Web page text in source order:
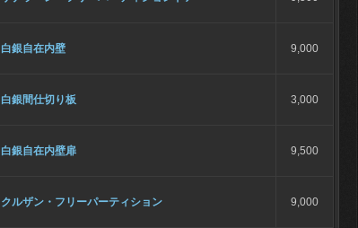
白銀自在内壁 9,000
白銀間仕切り板 3,000
白銀自在内壁扉 9,500
クルザン・フリーパーティション 9,000